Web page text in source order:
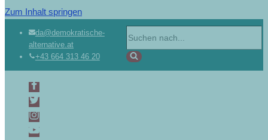
Zum Inhalt springen
da@demokratische-
alternative.at
+43 664 313 46 20